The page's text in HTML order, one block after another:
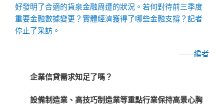
好發明了合適的貨泉金融周遭的狀況。若何對待前三季度
重要金融數據變更？實體經濟獲得了哪些金融支撐？記者
停止了采訪。
——編者
企業信貸需求知足了嗎？
設備制造業、高技巧制造業等重點行業保持高景心胸